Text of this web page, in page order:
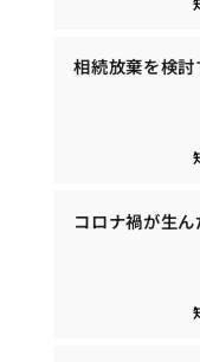
相続放棄を検
コロナ禍が生